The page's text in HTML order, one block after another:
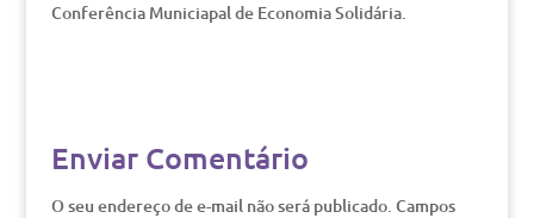
Conferência Municiapal de Economia Solidária.
Enviar Comentário
O seu endereço de e-mail não será publicado. Campos